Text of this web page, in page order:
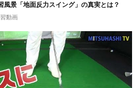
風景「地面反力スイング」の真実とは？
動画